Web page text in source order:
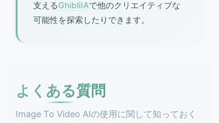
支えるGhibliIAで他のクリエイティブな
可能性を探索したりできます。
よくある質問
Image To Video AIの使用に関して知っておく